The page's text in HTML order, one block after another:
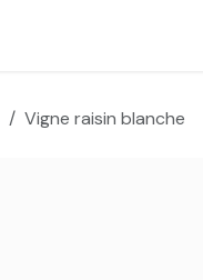
Vigne raisin blanche